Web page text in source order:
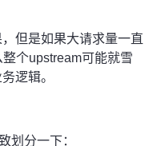
但是如果大请求量一直
个upstream可能就雪
逻辑。
划分一下：